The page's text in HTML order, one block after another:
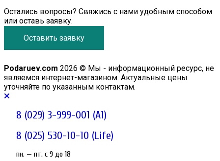
Остались вопросы? Свяжись с нами удобным способом
или оставь заявку.
Оставить заявку
Podaruev.com 2026 © Мы - информационный ресурс, не
являемся интернет-магазином. Актуальные цены
уточняйте по указанным контактам.
8 (029) 3-999-001 (A1)
8 (025) 530-10-10 (Life)
пн. — пт. c 9 до 18